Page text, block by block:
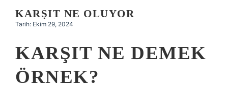
KARŞIT NE OLUYOR
Tarih: Ekim 29, 2024
KARŞIT NE DEMEK
ÖRNEK?